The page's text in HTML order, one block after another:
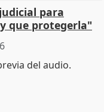
para
que protegerla"